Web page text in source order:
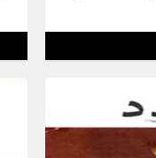
الأولين وهما
لفرعون في
يترك شعبه بلا
امرأة مركز
سيسرا، إذ صنعت
هذا السفر انه